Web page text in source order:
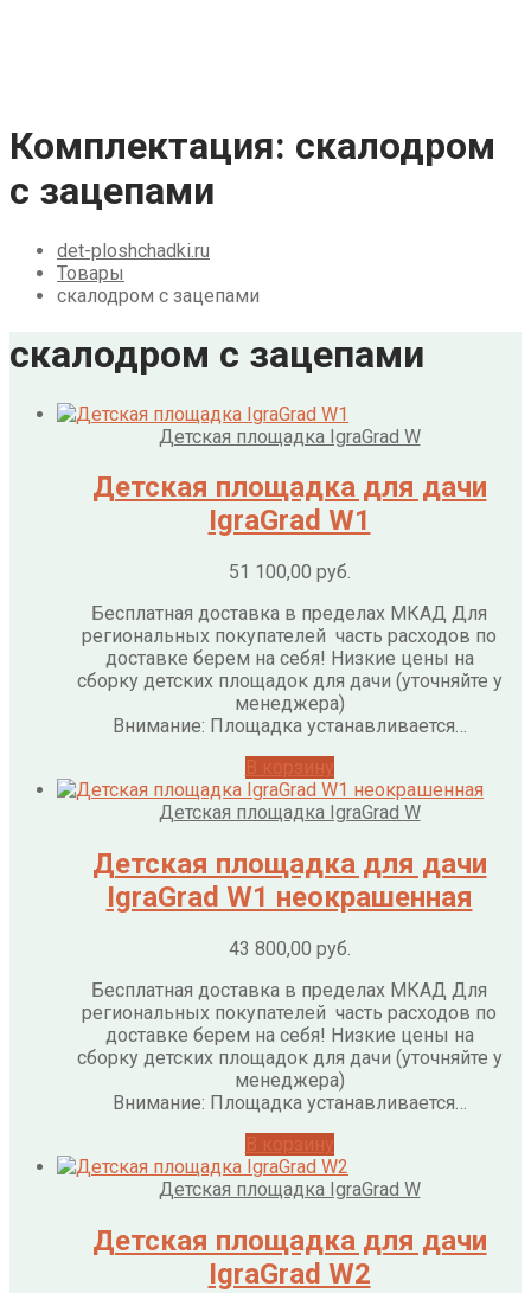
Комплектация: скалодром
с зацепами
det-ploshchadki.ru
Товары
скалодром с зацепами
скалодром с зацепами
Детская площадка IgraGrad W
Детская площадка для дачи
IgraGrad W1
51 100,00 руб.
Бесплатная доставка в пределах МКАД Для
региональных покупателей часть расходов по
доставке берем на себя! Низкие цены на
сборку детских площадок для дачи (уточняйте у
менеджера)
Внимание: Площадка устанавливается…
Детская площадка IgraGrad W
Детская площадка для дачи
IgraGrad W1 неокрашенная
43 800,00 руб.
Бесплатная доставка в пределах МКАД Для
региональных покупателей часть расходов по
доставке берем на себя! Низкие цены на
сборку детских площадок для дачи (уточняйте у
менеджера)
Внимание: Площадка устанавливается…
Детская площадка IgraGrad W
Детская площадка для дачи
IgraGrad W2